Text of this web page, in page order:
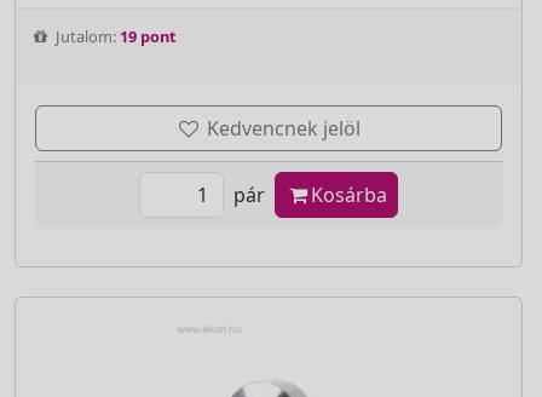
Jutalom: 19 pont
Kedvencnek jelöl
pár Kosárba